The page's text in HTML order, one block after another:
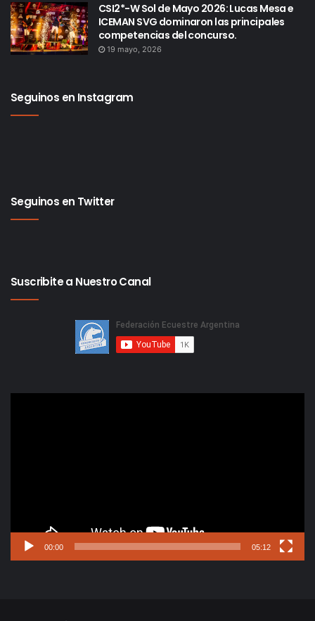
CSI2*-W Sol de Mayo 2026: Lucas Mesa e
ICEMAN SVG dominaron las principales
competencias del concurso.
19 mayo, 2026
Seguinos en Instagram
Seguinos en Twitter
Suscribite a Nuestro Canal
00:00 05:12